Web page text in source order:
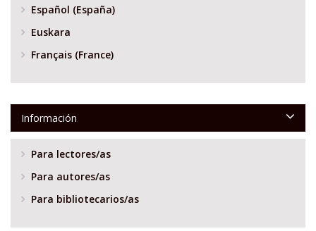
Español (España)
Euskara
Français (France)
Información
Para lectores/as
Para autores/as
Para bibliotecarios/as